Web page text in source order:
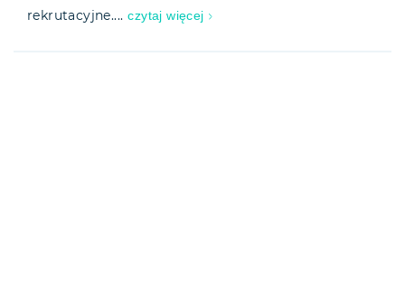
rekrutacyjne.... czytaj więcej